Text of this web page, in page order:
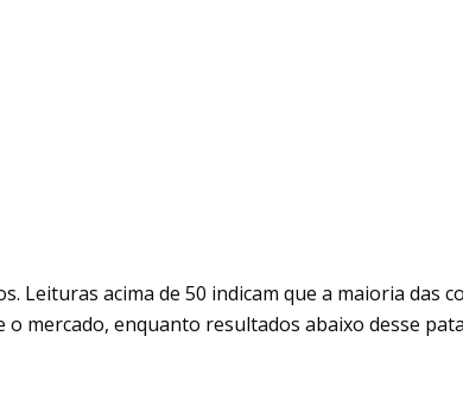
Leituras acima de 50 indicam que a maioria das
mercado, enquanto resultados abaixo desse